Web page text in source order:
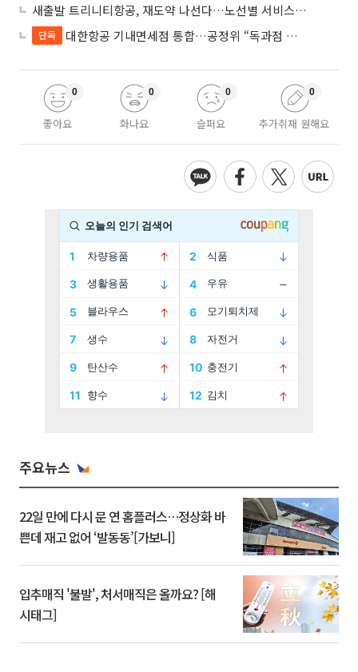
새출발 트리니티항공, 재도약 나선다…노선별 서비스 차별화
단독 대한항공 기내면세점 통합…공정위 “독과점 여부 따진다”
좋아요
0
화나요
0
슬퍼요
0
추가취재 원해요
0
주요뉴스
22일 만에 다시 문 연 홈플러스…정상화 바
쁜데 재고 없어 ‘발동동’[가보니]
입추매직 '불발', 처서매직은 올까요? [해
시태그]